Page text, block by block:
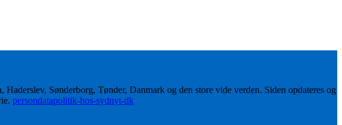
Sønderborg, Tønder, Danmark og den store vide verden. Siden opdateres og
persondatapolitik-hos-sydnyt-dk